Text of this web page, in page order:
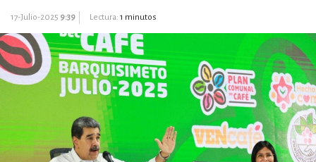
17-Julio-2025 9:39 Lectura: 1 minutos